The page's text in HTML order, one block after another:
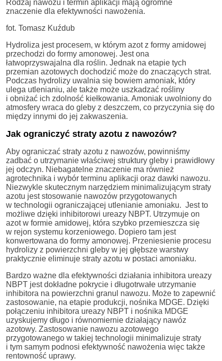
Rodzaj nawozu i termin aplikacji mają ogromne
znaczenie dla efektywności nawożenia.
fot. Tomasz Kuźdub
Hydroliza jest procesem, w którym azot z formy amidowej
przechodzi do formy amonowej. Jest ona
łatwoprzyswajalna dla roślin. Jednak na etapie tych
przemian azotowych dochodzić może do znaczących strat.
Podczas hydrolizy uwalnia się bowiem amoniak, który
ulega utlenianiu, ale także może uszkadzać rośliny
i obniżać ich zdolność kiełkowania. Amoniak uwolniony do
atmosfery wraca do gleby z deszczem, co przyczynia się do
między innymi do jej zakwaszenia.
Jak ograniczyć straty azotu z nawozów?
Aby ograniczać straty azotu z nawozów, powinniśmy
zadbać o utrzymanie właściwej struktury gleby i prawidłowy
jej odczyn. Niebagatelne znaczenie ma również
agrotechnika i wybór terminu aplikacji oraz dawki nawozu.
Niezwykle skutecznym narzędziem minimalizującym straty
azotu jest stosowanie nawozów przygotowanych
w technologii ograniczającej utlenianie amoniaku. Jest to
możliwe dzięki inhibitorowi ureazy NBPT. Utrzymuje on
azot w formie amidowej, która szybko przemieszcza się
w rejon systemu korzeniowego. Dopiero tam jest
konwertowana do formy amonowej. Przeniesienie procesu
hydrolizy z powierzchni gleby w jej głębsze warstwy
praktycznie eliminuje straty azotu w postaci amoniaku.
Bardzo ważne dla efektywności działania inhibitora ureazy
NBPT jest dokładne pokrycie i długotrwałe utrzymanie
inhibitora na powierzchni granul nawozu. Może to zapewnić
zastosowanie, na etapie produkcji, nośnika MDGE. Dzięki
połączeniu inhibitora ureazy NBPT i nośnika MDGE
uzyskujemy długo i równomiernie działający nawóz
azotowy. Zastosowanie nawozu azotowego
przygotowanego w takiej technologii minimalizuje straty
i tym samym podnosi efektywność nawożenia więc także
rentowność uprawy.